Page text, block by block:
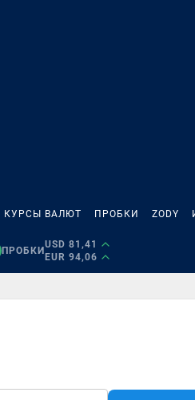
КУРСЫ ВАЛЮТ ПРОБКИ ZODY
ПРОБКИ
USD 81,41
EUR 94,06